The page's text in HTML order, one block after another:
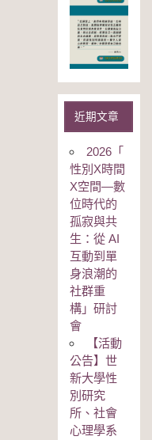
近期文章
2026「
性別Χ時間
Χ空間—數
位時代的
孤寂與共
生：從 AI
互動到單
身浪潮的
社群重
構」研討
會
【活動
公告】世
新大學性
別研究
所、社會
心理學系